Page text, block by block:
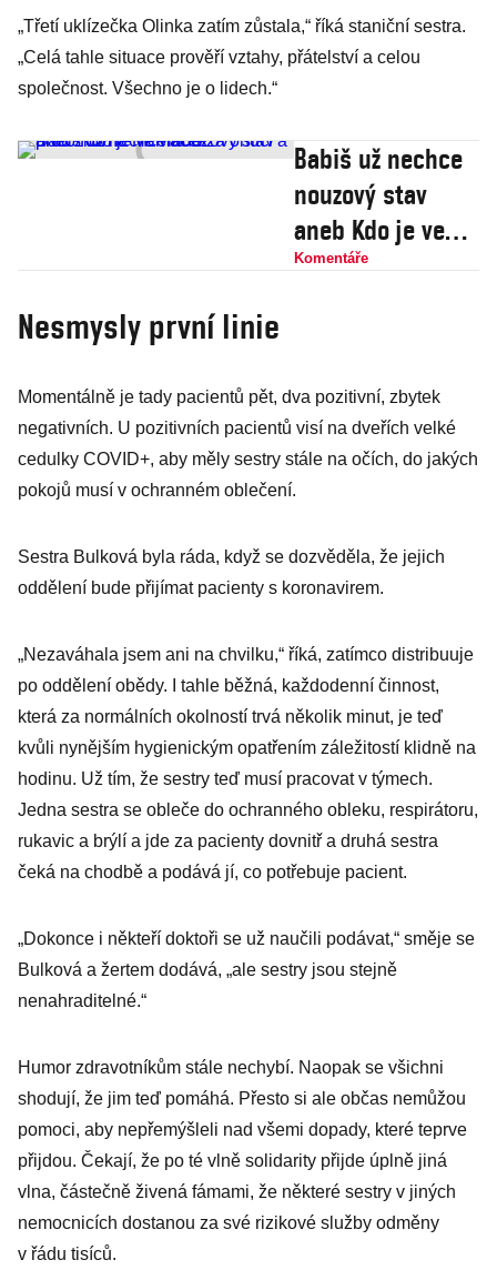
„Třetí uklízečka Olinka zatím zůstala,“ říká staniční sestra.
„Celá tahle situace prověří vztahy, přátelství a celou
společnost. Všechno je o lidech.“
Babiš už nechce
nouzový stav
aneb Kdo je ve
vládě za onuci a
Komentáře
Nesmysly první linie
Momentálně je tady pacientů pět, dva pozitivní, zbytek
negativních. U pozitivních pacientů visí na dveřích velké
cedulky COVID+, aby měly sestry stále na očích, do jakých
pokojů musí v ochranném oblečení.
Sestra Bulková byla ráda, když se dozvěděla, že jejich
oddělení bude přijímat pacienty s koronavirem.
„Nezaváhala jsem ani na chvilku,“ říká, zatímco distribuuje
po oddělení obědy. I tahle běžná, každodenní činnost,
která za normálních okolností trvá několik minut, je teď
kvůli nynějším hygienickým opatřením záležitostí klidně na
hodinu. Už tím, že sestry teď musí pracovat v týmech.
Jedna sestra se obleče do ochranného obleku, respirátoru,
rukavic a brýlí a jde za pacienty dovnitř a druhá sestra
čeká na chodbě a podává jí, co potřebuje pacient.
„Dokonce i někteří doktoři se už naučili podávat,“ směje se
Bulková a žertem dodává, „ale sestry jsou stejně
nenahraditelné.“
Humor zdravotníkům stále nechybí. Naopak se všichni
shodují, že jim teď pomáhá. Přesto si ale občas nemůžou
pomoci, aby nepřemýšleli nad všemi dopady, které teprve
přijdou. Čekají, že po té vlně solidarity přijde úplně jiná
vlna, částečně živená fámami, že některé sestry v jiných
nemocnicích dostanou za své rizikové služby odměny
v řádu tisíců.